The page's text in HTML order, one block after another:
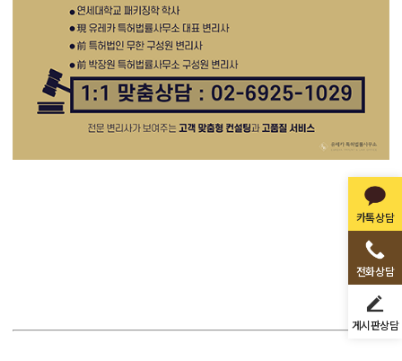
카톡상담
전화상담
게시판상담